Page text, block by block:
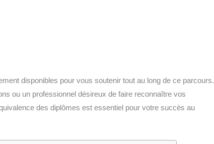
disponibles pour vous soutenir tout au long de ce parcours.
ou un professionnel désireux de faire reconnaître vos
des diplômes est essentiel pour votre succès au